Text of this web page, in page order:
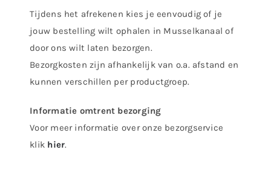
Tijdens het afrekenen kies je eenvoudig of je
jouw bestelling wilt ophalen in Musselkanaal of
door ons wilt laten bezorgen.
Bezorgkosten zijn afhankelijk van o.a. afstand en
kunnen verschillen per productgroep.
Informatie omtrent bezorging
Voor meer informatie over onze bezorgservice
klik hier.